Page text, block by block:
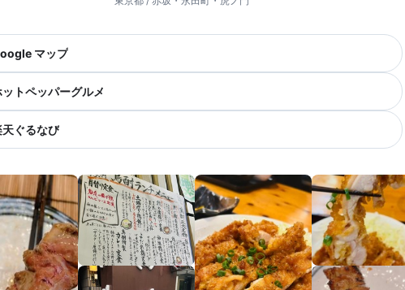
マップ
ットペッパーグルメ
天ぐるなび